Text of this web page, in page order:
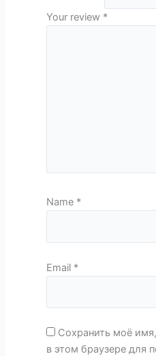
Your review *
Name *
Email *
Сохранить моё
в этом браузере для